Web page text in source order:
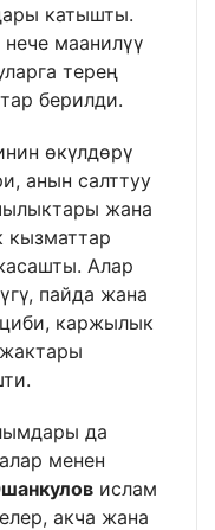
катышты.
маанилүү
терең
берилди.
өкүлдөрү
анын салттуу
жана
Алар
пайда жана
каржылык
да
менен
ислам
акча жана